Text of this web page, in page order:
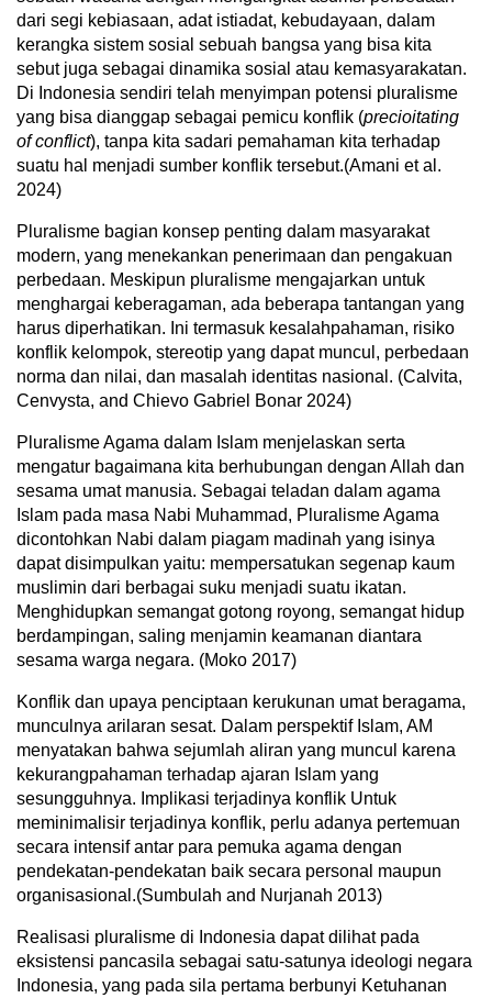
dari segi kebiasaan, adat istiadat, kebudayaan, dalam
kerangka sistem sosial sebuah bangsa yang bisa kita
sebut juga sebagai dinamika sosial atau kemasyarakatan.
Di Indonesia sendiri telah menyimpan potensi pluralisme
yang bisa dianggap sebagai pemicu konflik (precioitating
of conflict), tanpa kita sadari pemahaman kita terhadap
suatu hal menjadi sumber konflik tersebut.(Amani et al.
2024)
Pluralisme bagian konsep penting dalam masyarakat
modern, yang menekankan penerimaan dan pengakuan
perbedaan. Meskipun pluralisme mengajarkan untuk
menghargai keberagaman, ada beberapa tantangan yang
harus diperhatikan. Ini termasuk kesalahpahaman, risiko
konflik kelompok, stereotip yang dapat muncul, perbedaan
norma dan nilai, dan masalah identitas nasional. (Calvita,
Cenvysta, and Chievo Gabriel Bonar 2024)
Pluralisme Agama dalam Islam menjelaskan serta
mengatur bagaimana kita berhubungan dengan Allah dan
sesama umat manusia. Sebagai teladan dalam agama
Islam pada masa Nabi Muhammad, Pluralisme Agama
dicontohkan Nabi dalam piagam madinah yang isinya
dapat disimpulkan yaitu: mempersatukan segenap kaum
muslimin dari berbagai suku menjadi suatu ikatan.
Menghidupkan semangat gotong royong, semangat hidup
berdampingan, saling menjamin keamanan diantara
sesama warga negara. (Moko 2017)
Konflik dan upaya penciptaan kerukunan umat beragama,
munculnya arilaran sesat. Dalam perspektif Islam, AM
menyatakan bahwa sejumlah aliran yang muncul karena
kekurangpahaman terhadap ajaran Islam yang
sesungguhnya. Implikasi terjadinya konflik Untuk
meminimalisir terjadinya konflik, perlu adanya pertemuan
secara intensif antar para pemuka agama dengan
pendekatan-pendekatan baik secara personal maupun
organisasional.(Sumbulah and Nurjanah 2013)
Realisasi pluralisme di Indonesia dapat dilihat pada
eksistensi pancasila sebagai satu-satunya ideologi negara
Indonesia, yang pada sila pertama berbunyi Ketuhanan